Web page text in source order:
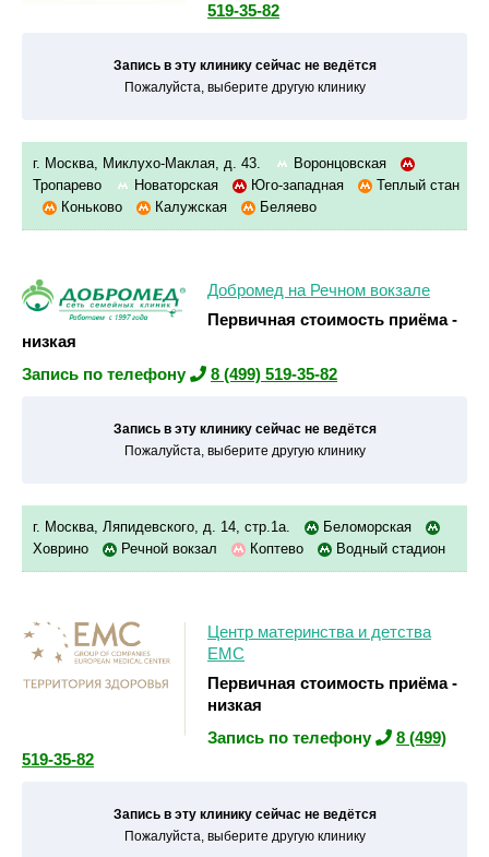
519-35-82
Запись в эту клинику сейчас не ведётся
Пожалуйста, выберите другую клинику
г. Москва, Миклухо-Маклая, д. 43.
Воронцовская
Тропарево
Новаторская Юго-западная
Теплый стан
Коньково
Калужская Беляево
Добромед на Речном вокзале
Первичная стоимость приёма -
низкая
Запись по телефону
8 (499) 519-35-82
Запись в эту клинику сейчас не ведётся
Пожалуйста, выберите другую клинику
г. Москва, Ляпидевского, д. 14, стр.1а.
Беломорская
Ховрино
Речной вокзал Коптево Водный стадион
Центр материнства и детства
ЕМС
Первичная стоимость приёма -
низкая
Запись по телефону
8 (499)
519-35-82
Запись в эту клинику сейчас не ведётся
Пожалуйста, выберите другую клинику